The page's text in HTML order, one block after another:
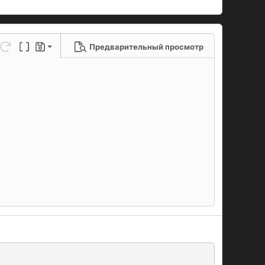
линию
Повторить
Переключение BB-кодов
Черновики Предварительный просмотр